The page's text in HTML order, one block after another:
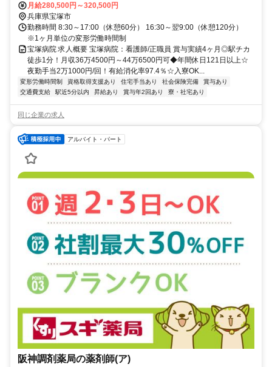
月給280,500円～320,500円
兵庫県宝塚市
勤務時間 8:30～17:00（休憩60分） 16:30～翌9:00（休憩120分）
※1ヶ月単位の変形労働時間制
宝塚病院 求人概要 宝塚病院：看護師/正職員 賞与実績4ヶ月◎駅チカ
徒歩1分！月収36万4500円～44万6500円可◆年間休日121日以上☆
夜勤手当2万1000円/回！有給消化率97.4％☆入寮OK...
変形労働時間制 資格取得支援あり 住宅手当あり 社会保険完備
賞与あり
交通費支給
駅近5分以内 昇給あり 賞与年2回あり 寮・社宅あり
同じ企業の求人
アルバイト・パート
阪神調剤薬局の薬剤師(ア)